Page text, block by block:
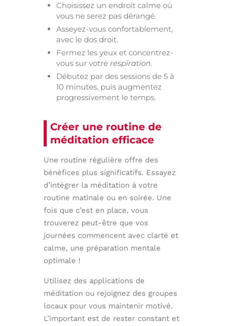
Choisissez un endroit calme où
vous ne serez pas dérangé.
Asseyez-vous confortablement,
avec le dos droit.
Fermez les yeux et concentrez-
vous sur votrerespiration.
Débutez par des sessions de 5 à
10 minutes, puis augmentez
progressivement le temps.
Créer une routine de
méditation efficace
Une routine régulière offre des
bénéfices plus significatifs. Essayez
d’intégrer la méditation à votre
routine matinale ou en soirée. Une
fois que c’est en place, vous
trouverez peut-être que vos
journées commencent avec clarté et
calme, une préparation mentale
optimale !
Utilisez des applications de
méditation ou rejoignez des groupes
locaux pour vous maintenir motivé.
L’important est de rester constant et